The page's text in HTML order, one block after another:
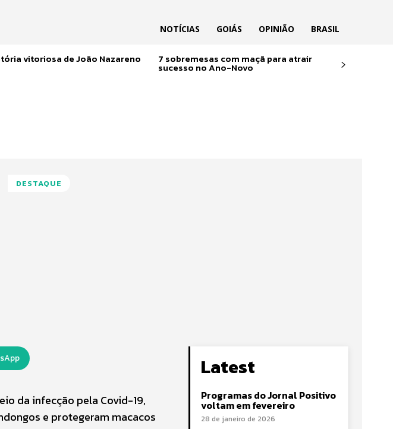
NOTÍCIAS GOIÁS OPINIÃO BRASIL
vitoriosa de João Nazareno 7 sobremesas com maçã para atrair
sucesso no Ano-Novo
DESTAQUE
da infecção pela Covid-19,
e protegeram macacos
Latest
Programas do Jornal Positivo
voltam em fevereiro
28 de janeiro de 2026